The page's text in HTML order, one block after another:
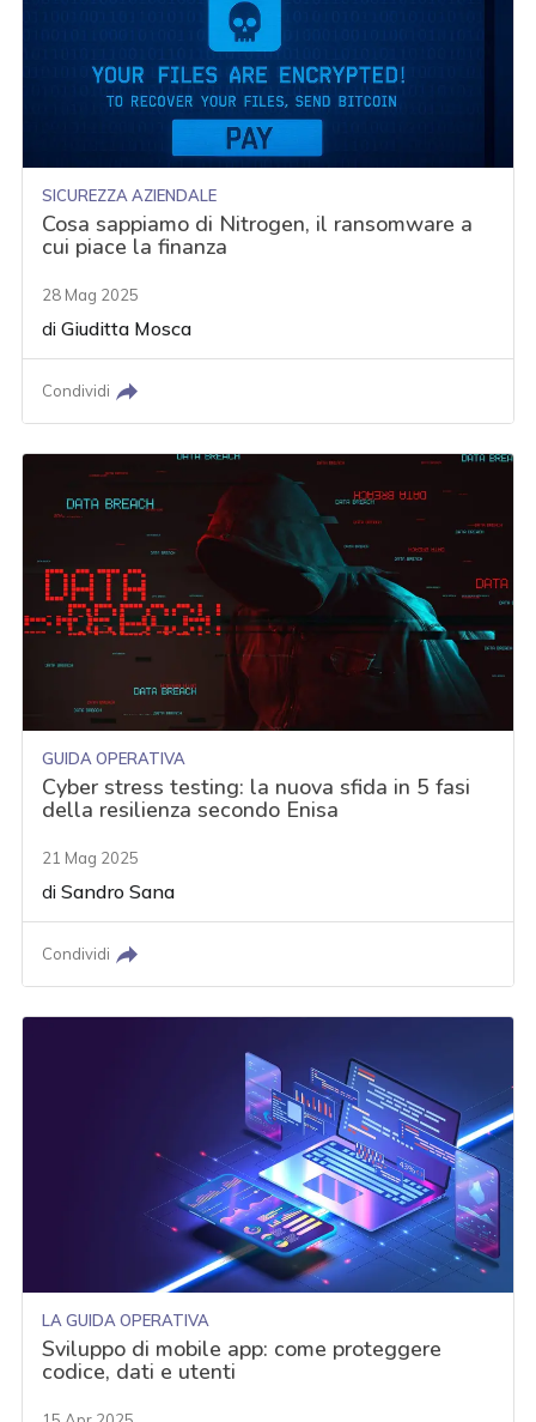
SICUREZZA AZIENDALE
Cosa sappiamo di Nitrogen, il ransomware a
cui piace la finanza
28 Mag 2025
diGiuditta Mosca
Condividi
GUIDA OPERATIVA
Cyber stress testing: la nuova sfida in 5 fasi
della resilienza secondo Enisa
21 Mag 2025
diSandro Sana
Condividi
LA GUIDA OPERATIVA
Sviluppo di mobile app: come proteggere
codice, dati e utenti